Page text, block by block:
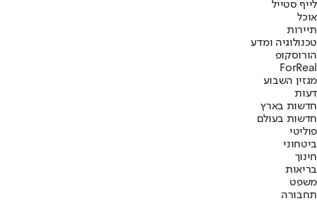
לייף סטייל
אוכל
תיירות
טכנולוגיה ומדע
הורוסקופ
ForReal
מגזין השבוע
דעות
חדשות בארץ
חדשות בעולם
פוליטי
ביטחוני
חינוך
בריאות
משפט
תחבורה